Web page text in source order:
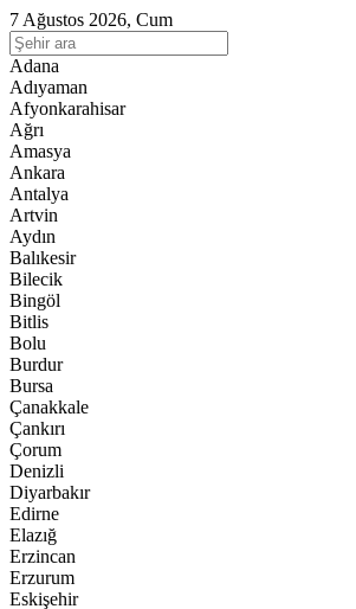
7 Ağustos 2026, Cum
Adana
Adıyaman
Afyonkarahisar
Ağrı
Amasya
Ankara
Antalya
Artvin
Aydın
Balıkesir
Bilecik
Bingöl
Bitlis
Bolu
Burdur
Bursa
Çanakkale
Çankırı
Çorum
Denizli
Diyarbakır
Edirne
Elazığ
Erzincan
Erzurum
Eskişehir